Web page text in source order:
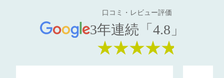
口コミ・レビュー評価
3年連続「4.8」
★★★★★